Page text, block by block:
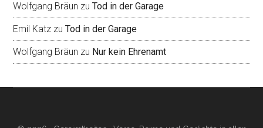
Wolfgang Bräun zuTod in der Garage
Emil Katz zuTod in der Garage
Wolfgang Bräun zu Nur kein Ehrenamt